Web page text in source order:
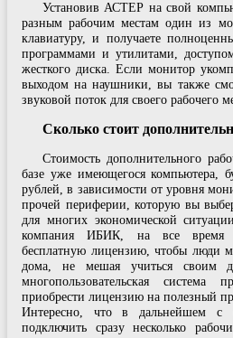
Установив АСТЕР на свой
разным рабочим местам один из
клавиатуру, и получаете
программами и утилитами,
жесткого диска. Если монитор
выходом на наушники, вы также
звуковой поток для своего рабочего
Сколько стоит
Стоимость дополнительного
базе уже имеющегося компьютера,
рублей, в зависимости от уровня
прочей периферии, которую вы
для многих экономической
компания ИБИК, на все время
бесплатную лицензию, чтобы люди
дома, не мешая учиться своим
многопользовательская система
приобрести лицензию на полезный
Интересно, что в дальнейшем
подключить сразу несколько